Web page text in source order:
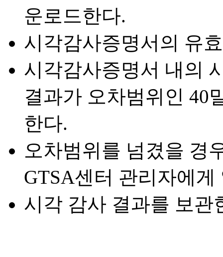
운로드한다.
시각감사증명서의 유
시각감사증명서 내의
결과가 오차범위인 40
한다.
오차범위를 넘겼을 경
GTSA센터 관리자에
시각 감사 결과를 보관